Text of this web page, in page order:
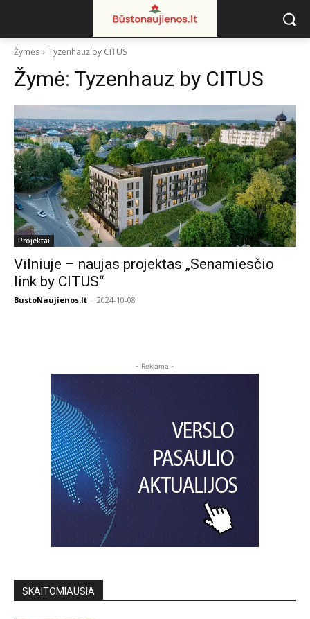
Žymės Tyzenhauz by CITUS
Žymė: Tyzenhauz by CITUS
Projektai
Vilniuje – naujas projektas „Senamiesčio
link by CITUS“
BustoNaujienos.lt - 2024-10-08
- Reklama -
SKAITOMIAUSIA